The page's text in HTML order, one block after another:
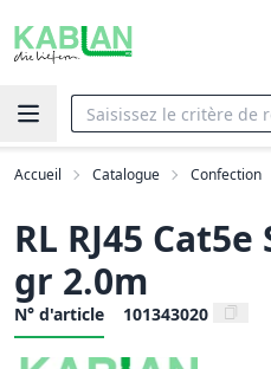
Accueil Catalogue Confection
RL RJ45 Cat5e
gr 2.0m
N° d'article 101343020